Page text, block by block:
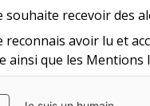
souhaite recevoir des
reconnais avoir lu et
ainsi que les Mentions